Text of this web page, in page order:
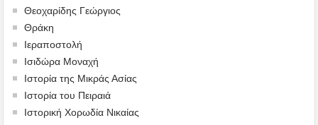
Θεοχαρίδης Γεώργιος
Θράκη
Ιεραποστολή
Ισιδώρα Μοναχή
Ιστορία της Μικράς Ασίας
Ιστορία του Πειραιά
Ιστορική Χορωδία Νικαίας